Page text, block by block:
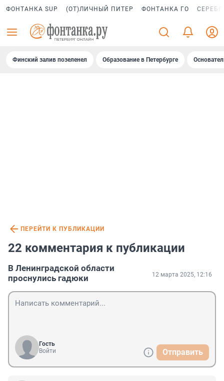
ФОНТАНКА SUP (ОТ)ЛИЧНЫЙ ПИТЕР ФОНТАНКА ГО
Финский залив позеленел Образование в Петербурге
ПЕРЕЙТИ К ПУБЛИКАЦИИ
22 комментария к публикации
В Ленинградской области
проснулись гадюки
12 марта 2025, 12:16
Гость
Войти
Отправить